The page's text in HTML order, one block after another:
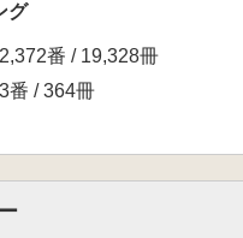
グ
2,372番 / 19,328冊
3番 / 364冊